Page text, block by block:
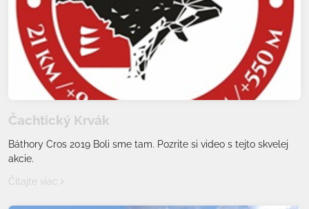
Čachtický Krvák
Báthory Cros 2019 Boli sme tam. Pozrite si video s tejto skvelej
akcie.
Čítajte viac